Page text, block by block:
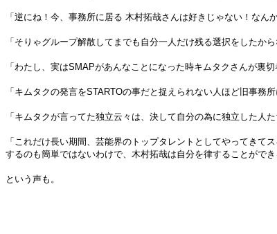
「逆にね！今、事務所に居る 木村拓哉さんは好きじゃない！なん
「そりゃグループ解散してまでも自分一人だけ残る選択をしたか
「わたし、実はSMAPがあんなことになった時キムタクさんが裏
「キムタクの発言をSTARTOの事だと捉えられない人ほど旧事務
「キムタクが言ってた独立云々は、決して自分の為に独立した人
「これだけ長い期間、芸能界のトップタレントとしてやってき
するのも簡単ではないわけで、木村拓哉は自分を律することができ
という声も。